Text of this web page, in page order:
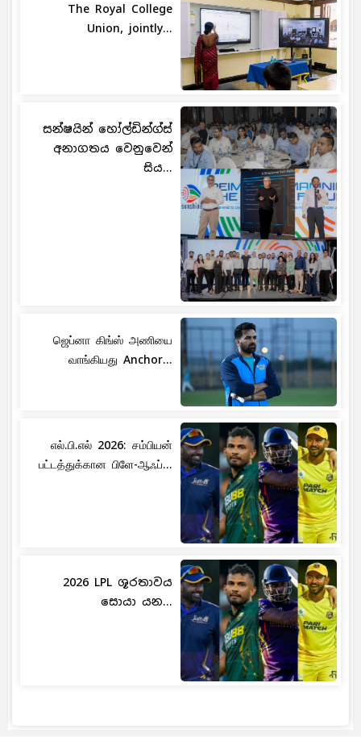
The Royal College
Union, jointly...
සන්ෂයින් හෝල්ඩින්ග්ස්
අනාගතය වෙනුවෙන්
සිය...
ஜெப்னா கிங்ஸ் அணியை
வாங்கியது Anchor...
எல்.பி.எல் 2026: சம்பியன்
பட்டத்துக்கான பிளே-ஆஃப்...
2026 LPL ශූරතාවය
සොයා යන...